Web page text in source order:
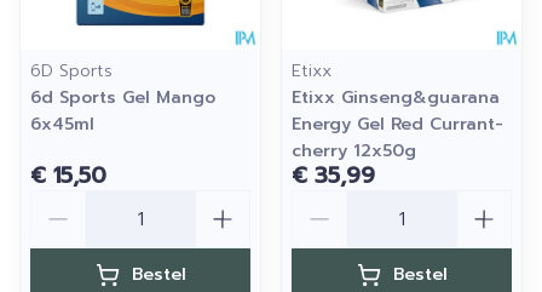
6D Sports
6d Sports Gel Mango
6x45ml
€ 15,50
Bestel
Etixx
Etixx Ginseng&guarana
Energy Gel Red Currant-
cherry 12x50g
€ 35,99
Bestel